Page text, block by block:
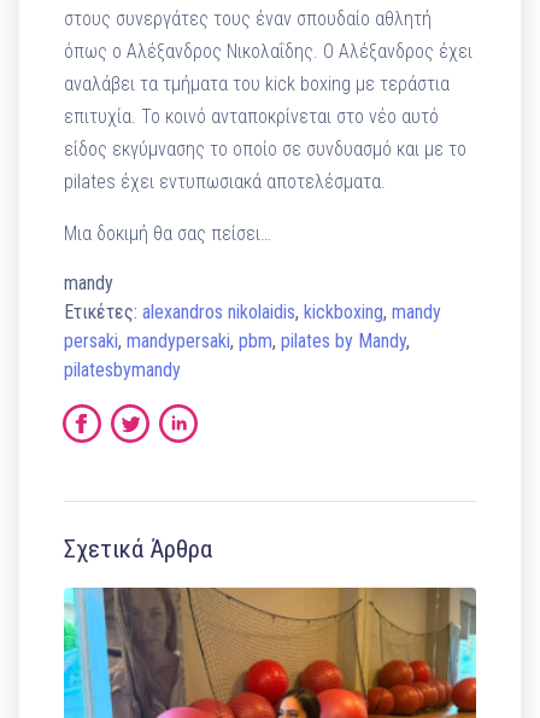
στους συνεργάτες τους έναν σπουδαίο αθλητή
όπως ο Αλέξανδρος Νικολαΐδης. Ο Αλέξανδρος έχει
αναλάβει τα τμήματα του kick boxing με τεράστια
επιτυχία. Το κοινό ανταποκρίνεται στο νέο αυτό
είδος εκγύμνασης το οποίο σε συνδυασμό και με το
pilates έχει εντυπωσιακά αποτελέσματα.
Μια δοκιμή θα σας πείσει…
mandy
Ετικέτες:alexandros nikolaidis,kickboxing,mandy
persaki,mandypersaki,pbm,pilates by Mandy,
pilatesbymandy
Σχετικά Άρθρα